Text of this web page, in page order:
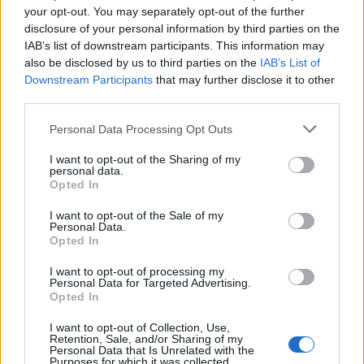
your opt-out. You may separately opt-out of the further
disclosure of your personal information by third parties on the
IAB’s list of downstream participants. This information may
also be disclosed by us to third parties on the IAB’s List of
Downstream Participants that may further disclose it to other
Personal Data Processing Opt Outs
I want to opt-out of the Sharing of my
personal data.
Opted In
I want to opt-out of the Sale of my
Personal Data.
Opted In
I want to opt-out of processing my
Personal Data for Targeted Advertising.
Opted In
I want to opt-out of Collection, Use,
Retention, Sale, and/or Sharing of my
Personal Data that Is Unrelated with the
Ενοικιάζεται επαγγελματικός χώρος στη
Σπάρτη
26/07/2026 18:44